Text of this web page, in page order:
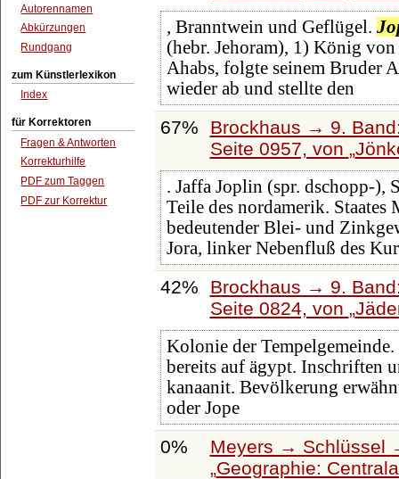
Autorennamen
Abkürzungen
Rundgang
zum Künstlerlexikon
Index
für Korrektoren
Fragen & Antworten
Korrekturhilfe
PDF zum Taggen
PDF zur Korrektur
, Branntwein und Geflügel.
(hebr. Jehoram), 1) König
Ahabs, folgte seinem Bruder
wieder ab und stellte den
67%
Brockhaus → 9.
Seite 0957, von
. Jaffa Joplin (spr. dschopp-),
Teile des nordamerik.
bedeutender Blei- und
Jora, linker Nebenfluß des
42%
Brockhaus → 9.
Seite 0824, von
Kolonie der
bereits auf ägypt. Inschriften
kanaanit. Bevölkerung
oder Jope
0%
Meyers → Schlüssel
Geographie: